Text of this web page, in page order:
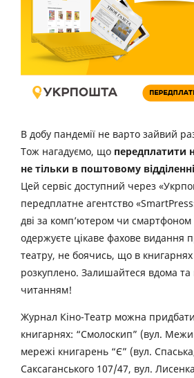
В добу пандемії не варто зайвий
Тож нагадуємо, що
не тільки в поштовому
Цей сервіс доступний через
передплатне агентство
дві за комп’ютером чи смартфоном
одержуєте цікаве фахове видання
театру, не боячись, що в
розкуплено. Залишайтеся вдома та
читанням!
Журнал Кіно-Театр можна придбати
книгарнях: “Смолоскип” (вул.
мережі книгарень “Є” (вул.
Саксаганського 107/47, вул.